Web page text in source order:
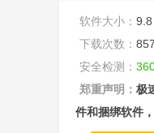
软件大小：
下载次数： 857
安全检测：
郑重声明： 极
件和捆绑软件